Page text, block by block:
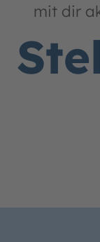
mit dir